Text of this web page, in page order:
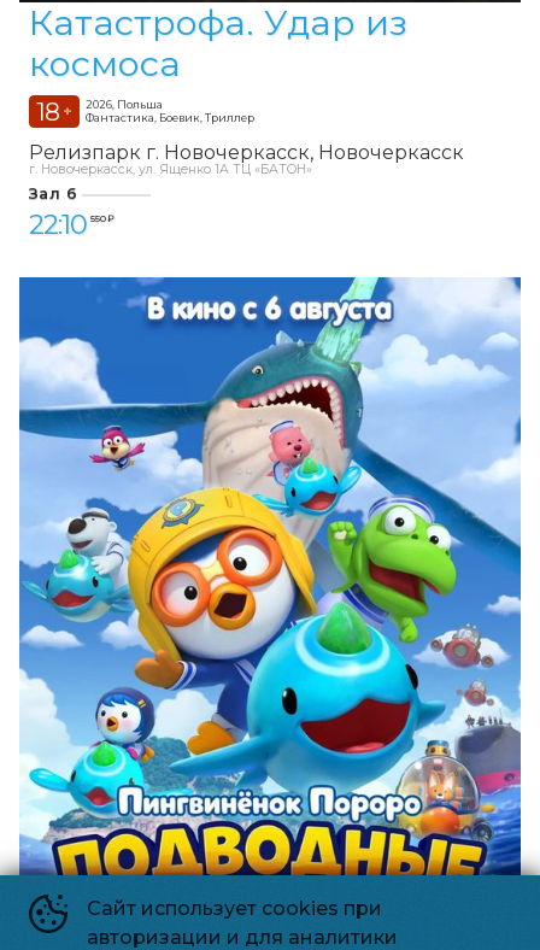
Катастрофа. Удар из
космоса
18 +
2026, Польша
Фантастика, Боевик, Триллер
Релизпарк г. Новочеркасск Новочеркасск
г. Новочеркасск, ул. Ященко 1А ТЦ «БАТОН»
Зал 6
22:10 550 ₽
Сайт использует cookies при
авторизации и для аналитики